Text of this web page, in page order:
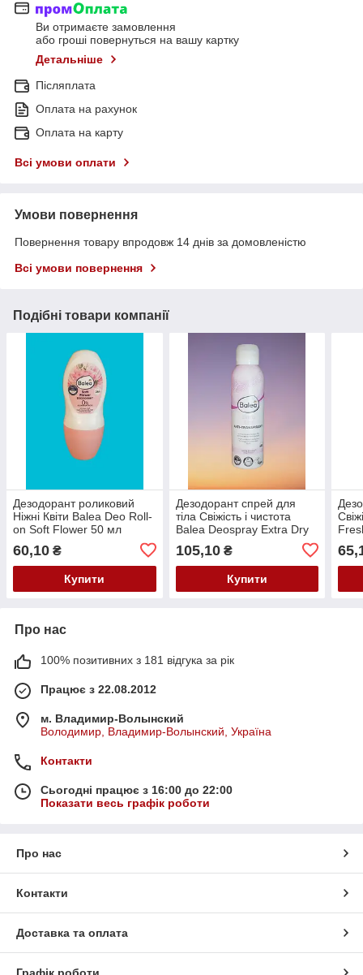
Ви отримаєте замовлення
або гроші повернуться на вашу картку
Детальніше
Післяплата
Оплата на рахунок
Оплата на карту
Всі умови оплати
Умови повернення
Повернення товару впродовж 14 днів за домовленістю
Всі умови повернення
Подібні товари компанії
Дезодорант роликовий
Ніжні Квіти Balea Deo Roll-
on Soft Flower 50 мл
60,10 ₴
Купити
Дезодорант спрей для
тіла Свіжість і чистота
Balea Deospray Extra Dry
105,10₴
Купити
Про нас
100% позитивних з 181 відгука за рік
Працює з 22.08.2012
м. Владимир-Волынский
Володимир, Владимир-Волынский, Україна
Контакти
Сьогодні працює з 16:00 до 22:00
Показати весь графік роботи
Про нас
Контакти
Доставка та оплата